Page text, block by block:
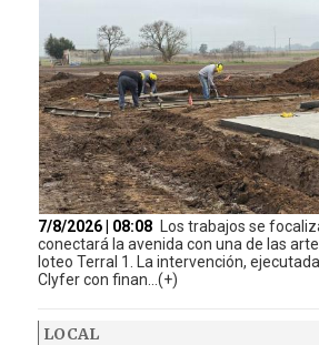
7/8/2026 | 08:08
Los trabajos se
conectará la avenida con una de las
loteo Terral 1. La intervención,
Clyfer con finan...(+)
LOCAL